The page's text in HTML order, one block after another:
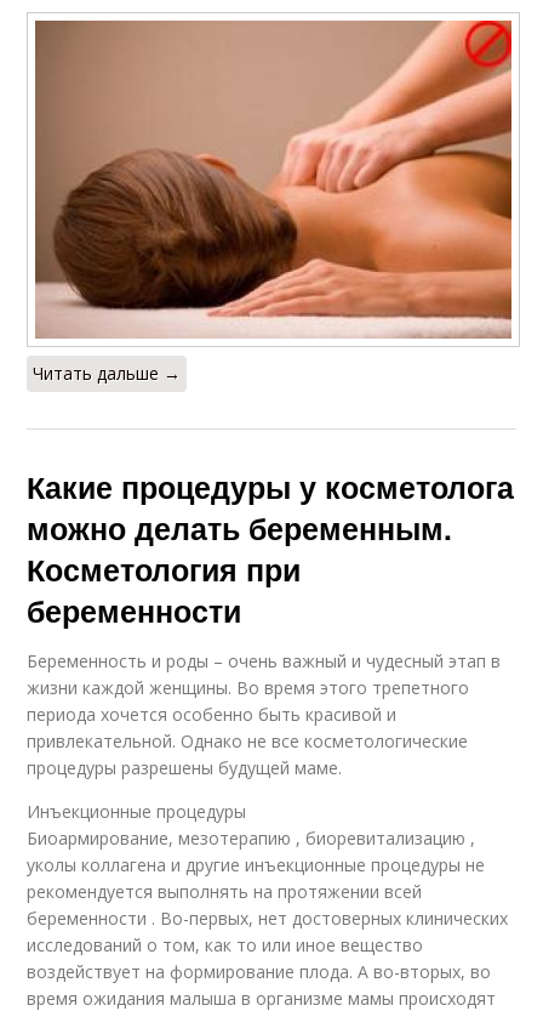
Читать дальше →
Какие процедуры у косметолога
можно делать беременным.
Косметология при
беременности
Беременность и роды – очень важный и чудесный этап в
жизни каждой женщины. Во время этого трепетного
периода хочется особенно быть красивой и
привлекательной. Однако не все косметологические
процедуры разрешены будущей маме.
Инъекционные процедуры
Биоармирование, мезотерапию , биоревитализацию ,
уколы коллагена и другие инъекционные процедуры не
рекомендуется выполнять на протяжении всей
беременности . Во-первых, нет достоверных клинических
исследований о том, как то или иное вещество
воздействует на формирование плода. А во-вторых, во
время ожидания малыша в организме мамы происходят